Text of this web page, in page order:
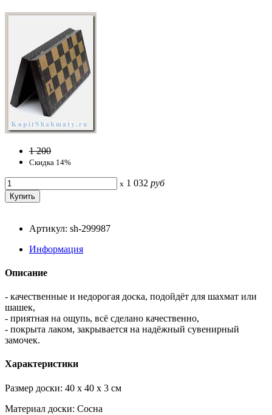
1 200
Скидка 14%
x 1 032 руб
Артикул: sh-299987
Информация
Описание
- качественные и недорогая доска, подойдёт для шахмат или
шашек,
- приятная на ощупь, всё сделано качественно,
- покрыта лаком, закрывается на надёжный сувенирный
замочек.
Характеристики
Размер доски: 40 x 40 x 3 см
Материал доски: Сосна